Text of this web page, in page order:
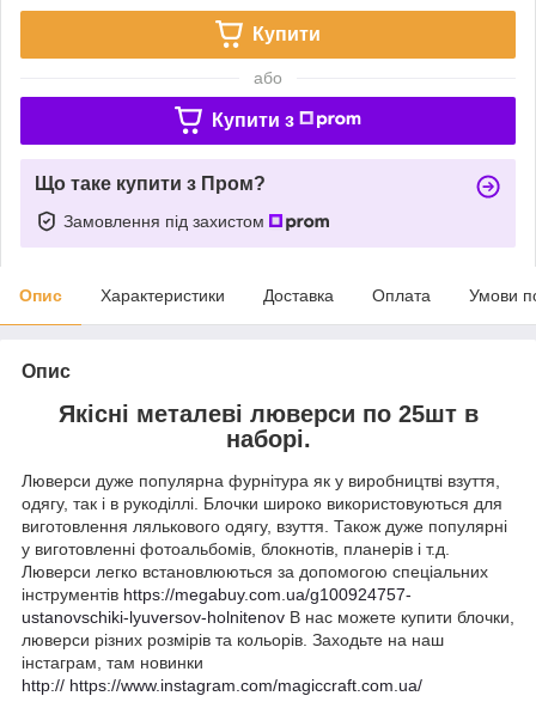
Купити
або
Купити з
Що таке купити з Пром?
Замовлення під захистом
Опис Характеристики Доставка Оплата Умови
Опис
Якісні металеві люверси по 25шт в
наборі.
Люверси дуже популярна фурнітура як у виробництві взуття,
одягу, так і в рукоділлі. Блочки широко використовуються для
виготовлення лялькового одягу, взуття. Також дуже популярні
у виготовленні фотоальбомів, блокнотів, планерів і т.д.
Люверси легко встановлюються за допомогою спеціальних
інструментів https://megabuy.com.ua/g100924757-
ustanovschiki-lyuversov-holnitenov В нас можете купити блочки,
люверси різних розмірів та кольорів. Заходьте на наш
інстаграм, там новинки
http:// https://www.instagram.com/magiccraft.com.ua/